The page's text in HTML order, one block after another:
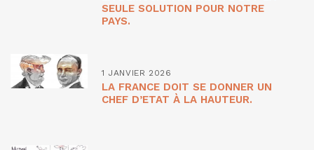
SEULE SOLUTION POUR NOTRE
PAYS.
1 JANVIER 2026
LA FRANCE DOIT SE DONNER UN
CHEF D’ETAT À LA HAUTEUR.